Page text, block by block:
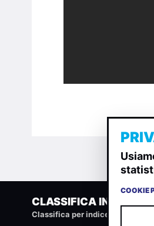
CLASSIFICA INDIE
Classifica per indice di
COOKIE